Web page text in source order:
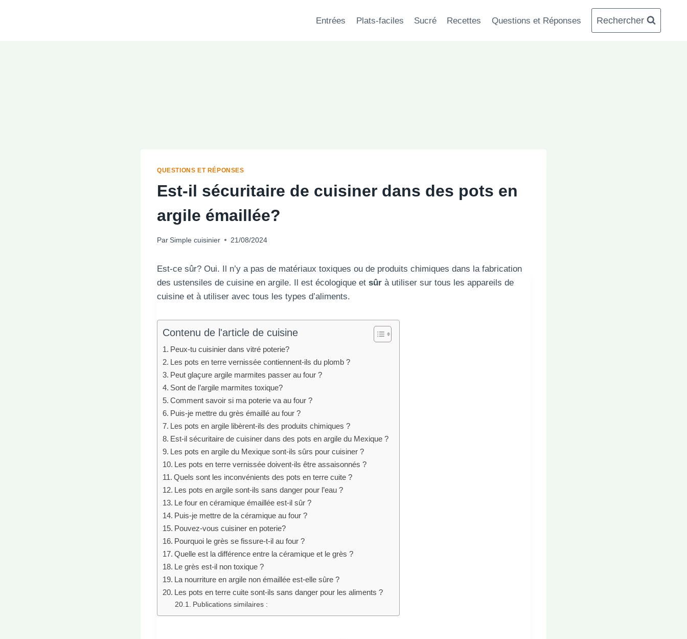
Entrées Plats-faciles Sucré Recettes Questions et Réponses Rechercher
QUESTIONS ET RÉPONSES
Est-il sécuritaire de cuisiner dans des pots en
argile émaillée?
Par Simple cuisinier 21/08/2024
Est-ce sûr? Oui. Il n’y a pas de matériaux toxiques ou de produits chimiques dans la fabrication
des ustensiles de cuisine en argile. Il est écologique et sûr à utiliser sur tous les appareils de
cuisine et à utiliser avec tous les types d’aliments.
Contenu de l'article de cuisine
Peux-tu cuisinier dans vitré poterie?
Les pots en terre vernissée contiennent-ils du plomb ?
Peut glaçure argile marmites passer au four ?
Sont de l’argile marmites toxique?
Comment savoir si ma poterie va au four ?
Puis-je mettre du grès émaillé au four ?
Les pots en argile libèrent-ils des produits chimiques ?
Est-il sécuritaire de cuisiner dans des pots en argile du Mexique ?
Les pots en argile du Mexique sont-ils sûrs pour cuisiner ?
Les pots en terre vernissée doivent-ils être assaisonnés ?
Quels sont les inconvénients des pots en terre cuite ?
Les pots en argile sont-ils sans danger pour l’eau ?
Le four en céramique émaillée est-il sûr ?
Puis-je mettre de la céramique au four ?
Pouvez-vous cuisiner en poterie?
Pourquoi le grès se fissure-t-il au four ?
Quelle est la différence entre la céramique et le grès ?
Le grès est-il non toxique ?
La nourriture en argile non émaillée est-elle sûre ?
Les pots en terre cuite sont-ils sans danger pour les aliments ?
Publications similaires :